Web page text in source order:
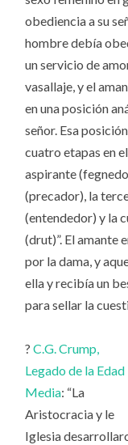
obediencia a su
hombre debía
un servicio de
vasallaje, y el
en una posición
señor. Esa
cuatro etapas en
aspirante
(precador), la
(entendedor) y la
(drut)”. El amante
por la dama, y
ella y recibía un
para sellar la
?C.G. Crump,
Legado de la Edad
Media: “La
Aristocracia y le
Iglesia